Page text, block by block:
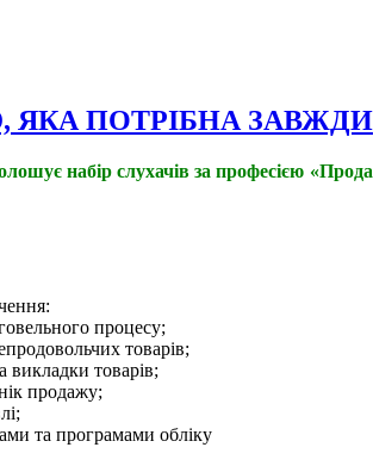
ЯКА ПОТРІБНА ЗАВЖДИ
набір слухачів за професією
процесу;
товарів;
викладки товарів;
продажу;
та програмами обліку